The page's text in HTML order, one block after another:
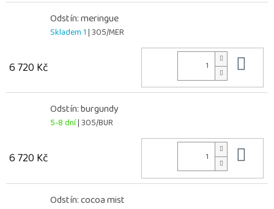
Odstín: meringue
Skladem 1| 305/MER
6 720 Kč
Odstín: burgundy
5-8 dní| 305/BUR
6 720 Kč
Odstín: cocoa mist